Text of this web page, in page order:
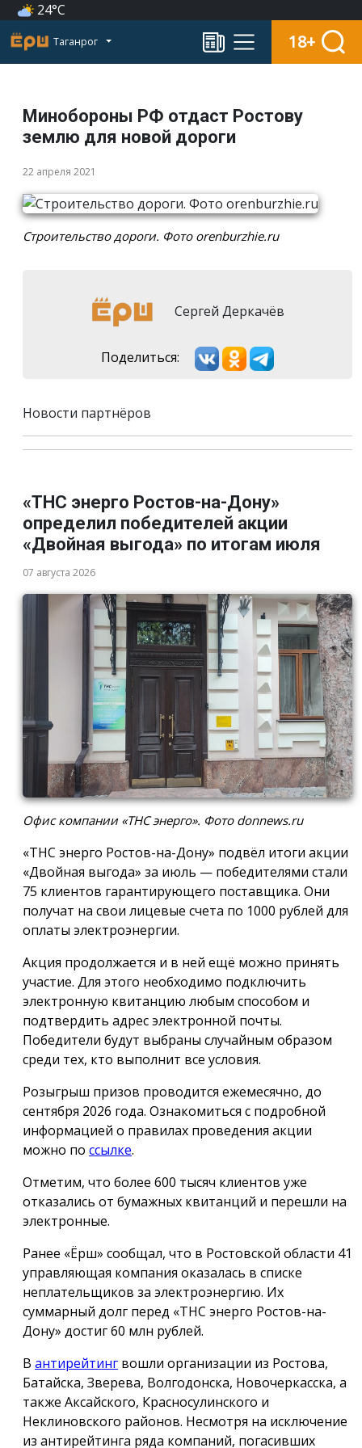
24°C
Таганрог 18+
Минобороны РФ отдаст Ростову
землю для новой дороги
22 апреля 2021
Строительство дороги. Фото orenburzhie.ru
Сергей Деркачёв
Поделиться:
Новости партнёров
«ТНС энерго Ростов-на-Дону»
определил победителей акции
«Двойная выгода» по итогам июля
07 августа 2026
Офис компании «ТНС энерго». Фото donnews.ru
«ТНС энерго Ростов-на-Дону» подвёл итоги акции
«Двойная выгода» за июль — победителями стали
75 клиентов гарантирующего поставщика. Они
получат на свои лицевые счета по 1000 рублей для
оплаты электроэнергии.
Акция продолжается и в ней ещё можно принять
участие. Для этого необходимо подключить
электронную квитанцию любым способом и
подтвердить адрес электронной почты.
Победители будут выбраны случайным образом
среди тех, кто выполнит все условия.
Розыгрыш призов проводится ежемесячно, до
сентября 2026 года. Ознакомиться с подробной
информацией о правилах проведения акции
можно по ссылке.
Отметим, что более 600 тысяч клиентов уже
отказались от бумажных квитанций и перешли на
электронные.
Ранее «Ёрш» сообщал, что в Ростовской области 41
управляющая компания оказалась в списке
неплательщиков за электроэнергию. Их
суммарный долг перед «ТНС энерго Ростов-на-
Дону» достиг 60 млн рублей.
В антирейтинг вошли организации из Ростова,
Батайска, Зверева, Волгодонска, Новочеркасска, а
также Аксайского, Красносулинского и
Неклиновского районов. Несмотря на исключение
из антирейтинга ряда компаний, погасивших